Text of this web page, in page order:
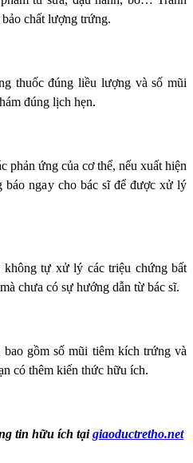
chất lượng trứng.
thuốc đúng liều lượng và số mũi
đúng lịch hẹn.
phản ứng của cơ thể, nếu xuất hiện
báo ngay cho bác sĩ để được xử lý
tự xử lý các triệu chứng bất
chưa có sự hướng dẫn từ bác sĩ.
gồm số mũi tiêm kích trứng và
có thêm kiến thức hữu ích.
tin hữu ích tạigiaoductretho.net